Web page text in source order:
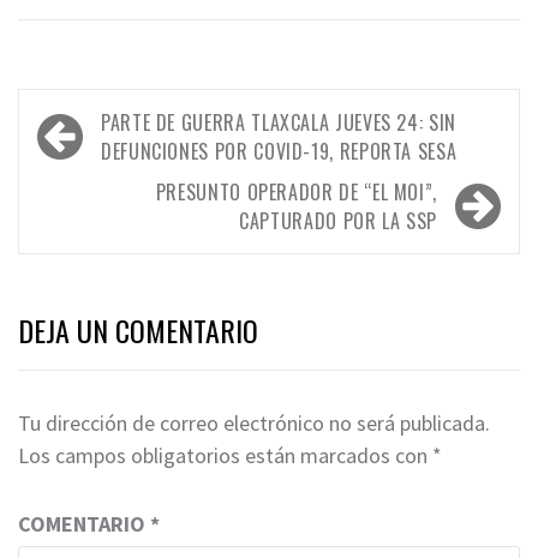
Navegación
de
PARTE DE GUERRA TLAXCALA JUEVES 24: SIN
DEFUNCIONES POR COVID-19, REPORTA SESA
PRESUNTO OPERADOR DE “EL MOI”,
CAPTURADO POR LA SSP
DEJA UN COMENTARIO
Tu dirección de correo electrónico no será publicada.
Los campos obligatorios están marcados con *
COMENTARIO *